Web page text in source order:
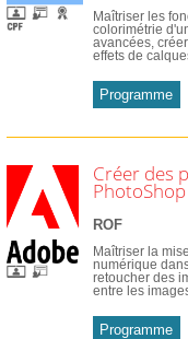
Maîtriser les
colorimétrie
avancées,
effets de
Programme
Créer des
ROF
Maîtriser la
numérique
retoucher des
entre les
Programme